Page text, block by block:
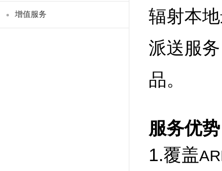
增值服务
辐射本
派送服
品。
服务优势
1.覆盖